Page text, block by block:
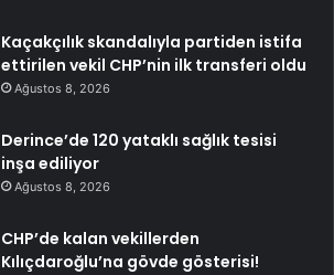
Kaçakçılık skandalıyla partiden istifa
ettirilen vekil CHP’nin ilk transferi oldu
Ağustos 8, 2026
Derince’de 120 yataklı sağlık tesisi
inşa ediliyor
Ağustos 8, 2026
CHP’de kalan vekillerden
Kılıçdaroğlu’na gövde gösterisi!